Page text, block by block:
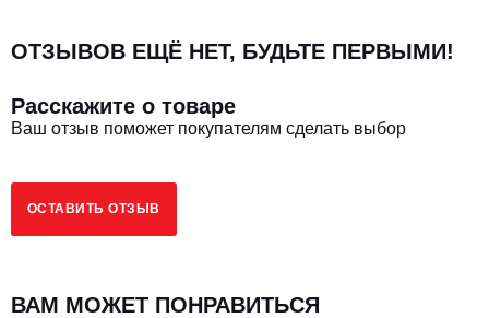
РАЗМЕРЫ
Внешний радиус поворота, мм
ОТЗЫВОВ ЕЩЁ НЕТ, БУДЬТЕ ПЕРВЫМИ!
Расскажите о товаре
Ваш отзыв поможет покупателям сделать выбор
ОСТАВИТЬ ОТЗЫВ
ВАМ МОЖЕТ ПОНРАВИТЬСЯ